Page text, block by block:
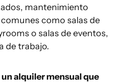
mantenimiento
como salas de
o salas de eventos,
de trabajo.
alquiler mensual que